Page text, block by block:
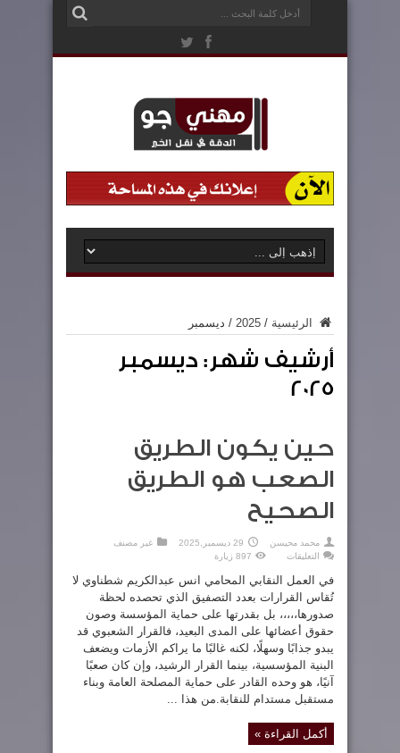
الرئيسية /
2025
/ ديسمبر
أرشيف شهر: ديسمبر
2025
حين يكون الطريق
الصعب هو الطريق
الصحيح
محمد محيسن 29 ديسمبر,2025
غير مصنف
التعليقات
يكون
الطريق
الصعب
هو
الطريق
الصحيح
مغلقة
897 زيارة
في العمل النقابي المحامي انس عبدالكريم شطناوي لا
تُقاس القرارات بعدد التصفيق الذي تحصده لحظة
صدورها،،،،، بل بقدرتها على حماية المؤسسة وصون
حقوق أعضائها على المدى البعيد، فالقرار الشعبوي قد
يبدو جذابًا وسهلًا، لكنه غالبًا ما يراكم الأزمات ويضعف
البنية المؤسسية، بينما القرار الرشيد، وإن كان صعبًا
آنيًا، هو وحده القادر على حماية المصلحة العامة وبناء
مستقبل مستدام للنقابة.من هذا ...
أكمل القراءة »